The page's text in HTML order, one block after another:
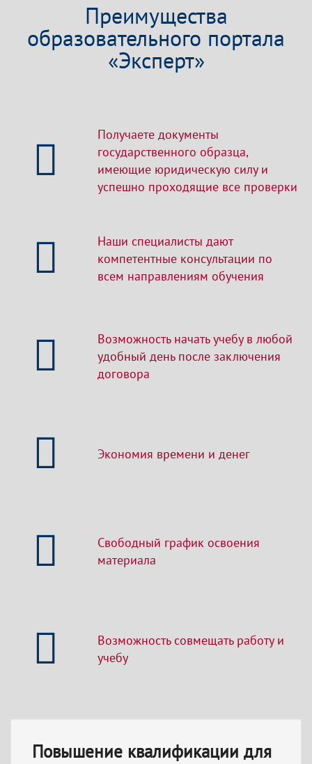
Преимущества
образовательного портала
«Эксперт»
Получаете документы
государственного образца,
имеющие юридическую силу и
успешно проходящие все проверки
Наши специалисты дают
компетентные консультации по
всем направлениям обучения
Возможность начать учебу в любой
удобный день после заключения
договора
Экономия времени и денег
Свободный график освоения
материала
Возможность совмещать работу и
учебу
Повышение квалификации для